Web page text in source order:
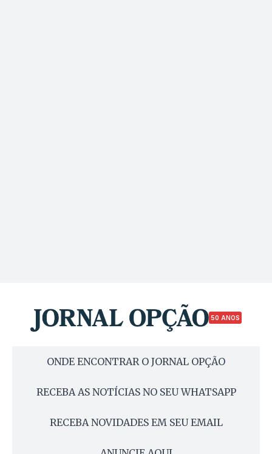
50 ANOS
ONDE ENCONTRAR O JORNAL OPÇÃO
RECEBA AS NOTÍCIAS NO SEU WHATSAPP
RECEBA NOVIDADES EM SEU EMAIL